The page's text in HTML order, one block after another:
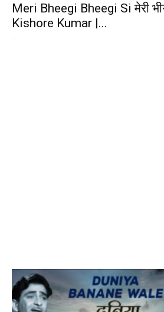
Meri Bheegi Bheegi Si मेरी
Kishore Kumar |...
-